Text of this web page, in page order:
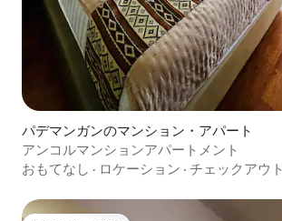
パデマンガンのマンション・アパート
アンコルマンションアパートメント
おもてなし · ロケーション · チェックアウト